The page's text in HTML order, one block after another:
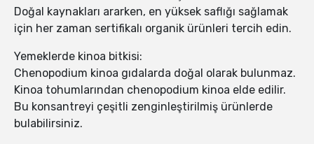
Doğal kaynakları ararken, en yüksek saflığı sağlamak
için her zaman sertifikalı organik ürünleri tercih edin.
Yemeklerde kinoa bitkisi:
Chenopodium kinoa gıdalarda doğal olarak bulunmaz.
Kinoa tohumlarından chenopodium kinoa elde edilir.
Bu konsantreyi çeşitli zenginleştirilmiş ürünlerde
bulabilirsiniz.